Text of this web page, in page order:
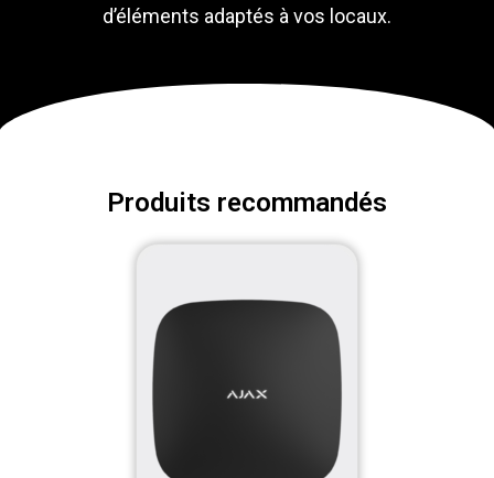
d’éléments adaptés à vos locaux.
Produits recommandés